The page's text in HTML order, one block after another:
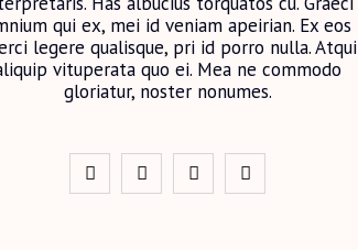
qui ex, mei id veniam apeirian. Ex eos
legere qualisque, pri id porro nulla. Atqui
vituperata quo ei. Mea ne commodo
gloriatur, noster nonumes.